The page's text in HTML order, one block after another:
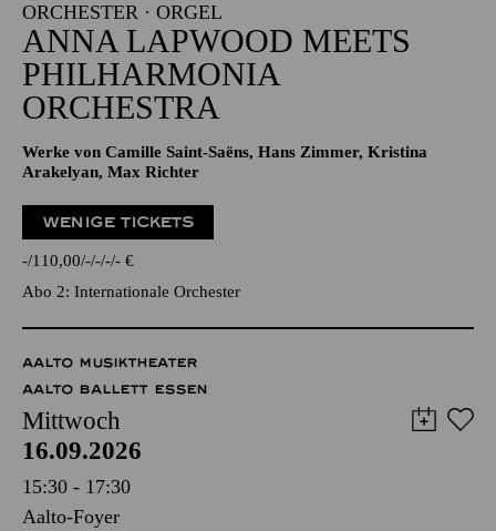
RCHESTER · ORGEL
ANNA LAPWOOD MEETS
PHILHARMONIA
ORCHESTRA
Werke von Camille Saint-Saëns, Hans Zimmer, Kristina
Arakelyan, Max Richter
WENIGE TICKETS
- 110,00 - - - - €
Abo 2: Internationale Orchester
AALTO MUSIKTHEATER
AALTO BALLETT ESSEN
Mittwoch
16.09.2026
15:30 - 17:30
Aalto-Foyer